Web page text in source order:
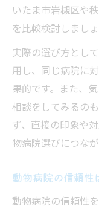
いたま市岩槻区や
を比較検討しましょ
実際の選び方とし
用し、同じ病院に
果的です。また、
相談をしてみるの
ず、直接の印象や
物病院選びにつなが
動物病院の信頼性
動物病院の信頼性